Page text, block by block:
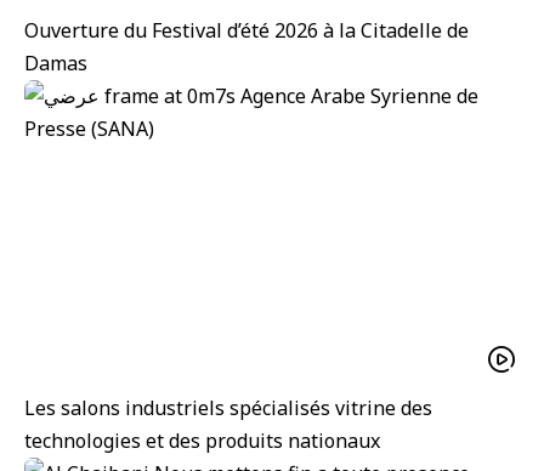
Ouverture du Festival d’été 2026 à la Citadelle de
Damas
Les salons industriels spécialisés vitrine des
technologies et des produits nationaux